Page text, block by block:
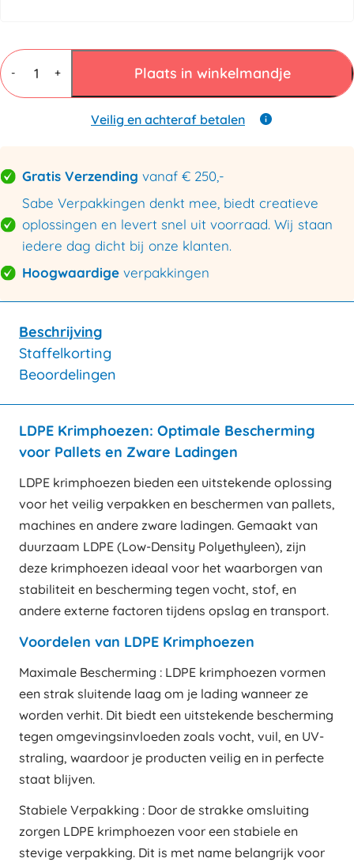
-
Krimphoezen
1300x1100x2500mm
100my
aantal
+ Plaats in winkelmandje
Veilig en achteraf betalen
Gratis Verzending vanaf € 250,-
Sabe Verpakkingen denkt mee, biedt creatieve
oplossingen en levert snel uit voorraad. Wij staan
iedere dag dicht bij onze klanten.
Hoogwaardige verpakkingen
Beschrijving
Staffelkorting
Beoordelingen
LDPE Krimphoezen: Optimale Bescherming
voor Pallets en Zware Ladingen
LDPE krimphoezen bieden een uitstekende oplossing
voor het veilig verpakken en beschermen van pallets,
machines en andere zware ladingen. Gemaakt van
duurzaam LDPE (Low-Density Polyethyleen), zijn
deze krimphoezen ideaal voor het waarborgen van
stabiliteit en bescherming tegen vocht, stof, en
andere externe factoren tijdens opslag en transport.
Voordelen van LDPE Krimphoezen
Maximale Bescherming : LDPE krimphoezen vormen
een strak sluitende laag om je lading wanneer ze
worden verhit. Dit biedt een uitstekende bescherming
tegen omgevingsinvloeden zoals vocht, vuil, en UV-
straling, waardoor je producten veilig en in perfecte
staat blijven.
Stabiele Verpakking : Door de strakke omsluiting
zorgen LDPE krimphoezen voor een stabiele en
stevige verpakking. Dit is met name belangrijk voor